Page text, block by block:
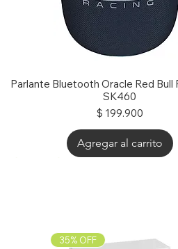
Parlante Bluetooth Oracle Red Bull
SK460
Precio
$ 199.900
Agregar al carrito
35% OFF